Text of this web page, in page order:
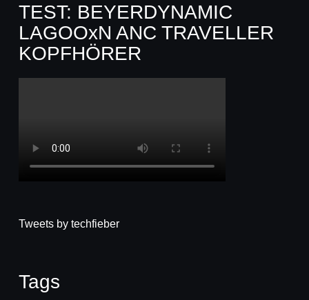
TEST: BEYERDYNAMIC
LAGOOxN ANC TRAVELLER
KOPFHÖRER
Tweets by techfieber
Tags